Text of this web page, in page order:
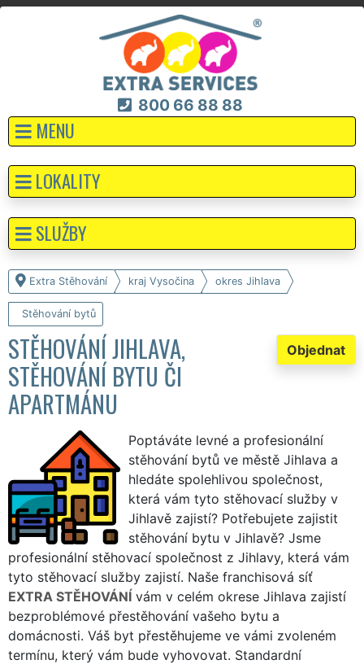
800 66 88 88
MENU
Extra Stěhování kraj Vysočina okres Jihlava
Stěhování bytů
Objednat
STĚHOVÁNÍ JIHLAVA,
STĚHOVÁNÍ BYTU ČI
APARTMÁNU
Poptáváte levné a profesionální
stěhování bytů ve městě Jihlava a
hledáte spolehlivou společnost,
která vám tyto stěhovací služby v
Jihlavě zajistí? Potřebujete zajistit
stěhování bytu v Jihlavě? Jsme
profesionální stěhovací společnost z Jihlavy, která vám
tyto stěhovací služby zajistí. Naše franchisová síť
EXTRA STĚHOVÁNÍ vám v celém okrese Jihlava zajistí
bezproblémové přestěhování vašeho bytu a
domácnosti. Váš byt přestěhujeme ve vámi zvoleném
termínu, který vám bude vyhovovat. Standardní
LOKALITY
SLUŽBY